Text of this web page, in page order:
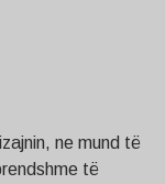
ne mund të
të